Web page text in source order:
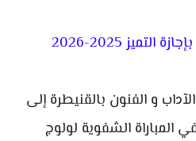
2025-2026
و الفنون بالقنيطرة إلى
المباراة الشفوية لولوج